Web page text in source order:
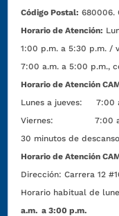
Código Postal: 680006.
Horario de Atención:
1:00 p.m. a 5:30 p.m. /
7:00 a.m. a 5:00 p.m.,
Horario de Atención
Lunes a jueves: 7:00
Viernes: 7:00 a.m.
30 minutos de
Horario de Atención
Dirección:Carrera 12
Horario habitual de
a.m. a 3:00 p.m.